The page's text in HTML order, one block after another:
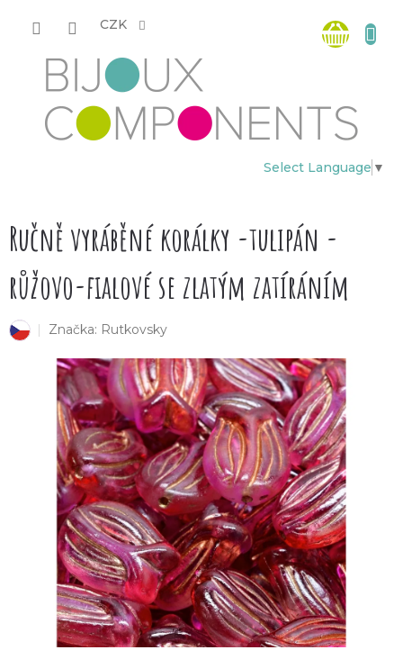
CZK
Select Language ▼
košík
Ručně vyráběné korálky -tulipán -
růžovo-fialové se zlatým zatíráním
Značka: Rutkovsky